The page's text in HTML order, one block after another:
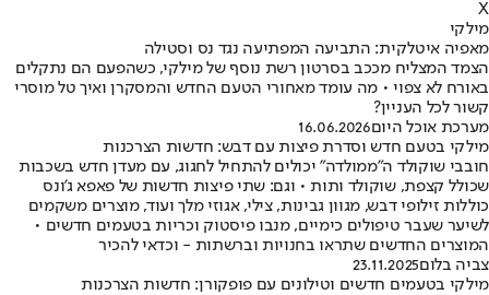
X
מילקי
מאפיה איטלקית: התביעה המפתיעה נגד נס וסטילה
הצמד המצליח מככב בסרטון רשת נוסף של מילקי, כשהפעם הם נתקלים
באורח לא צפוי • מה עומד מאחורי הטעם החדש והמסקרן ואיך טל מוסרי
קשור לכל העניין?
מערכת אוכל היום16.06.2026
מילקי בטעם חדש וסדרת פיצות עם דבש: חדשות הצרכנות
חובבי שוקולד ה"ממולדה" יכולים להתחיל לחגוג, עם מעדן חדש בשכבות
שכולל קצפת, שוקולד ותות • וגם: שתי פיצות חדשות של פאפא ג'ונס
כוללות זילופי דבש, מגוון גבינות, צילי, אגוזי מלך ועוד, מוצרים משקמים
לשיער שעבר טיפולים כימיים, מנבו פיסטוק וכריות בטעמים חדשים •
המוצרים החדשים שתראו בחנויות וברשתות - וכדאי להכיר
צביה בלום23.11.2025
מילקי בטעמים חדשים וטילונים עם פופקורן: חדשות הצרכנות